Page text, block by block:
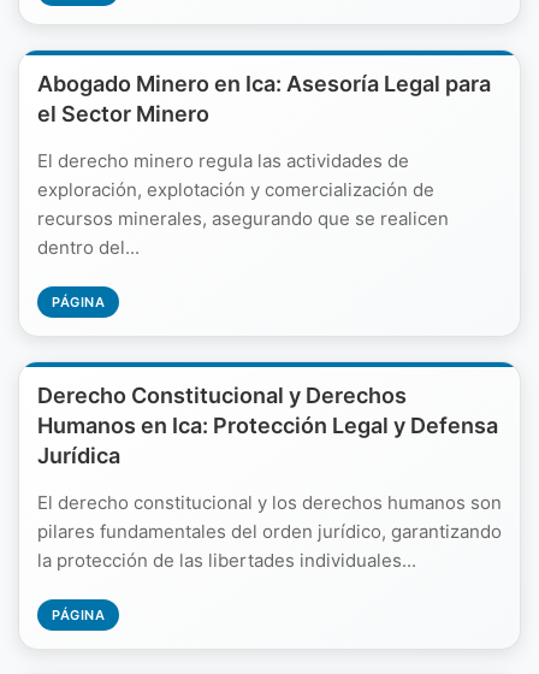
Abogado Minero en Ica: Asesoría Legal para
el Sector Minero
El derecho minero regula las actividades de
exploración, explotación y comercialización de
recursos minerales, asegurando que se realicen
dentro del...
PÁGINA
Derecho Constitucional y Derechos
Humanos en Ica: Protección Legal y Defensa
Jurídica
El derecho constitucional y los derechos humanos son
pilares fundamentales del orden jurídico, garantizando
la protección de las libertades individuales...
PÁGINA